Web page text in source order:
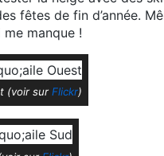
fêtes de fin d’année.
me manque !
(voir surFlickr)